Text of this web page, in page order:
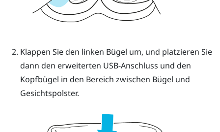
Klappen Sie den linken Bügel um, und platzieren Sie
dann den erweiterten USB-Anschluss und den
Kopfbügel in den Bereich zwischen Bügel und
Gesichtspolster.